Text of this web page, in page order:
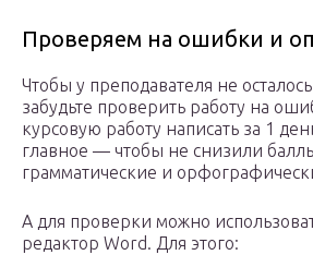
Проверяем на ошибки и
Чтобы у преподавателя не
забудьте проверить работу на
курсовую работу написать за 1
главное — чтобы не снизили
грамматические и
А для проверки можно
редактор Word. Для этого: